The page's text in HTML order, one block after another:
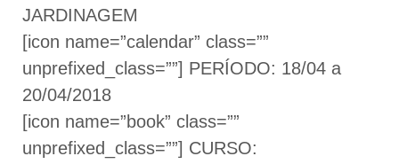
JARDINAGEM
[icon name=”calendar” class=””
unprefixed_class=””] PERÍODO: 18/04 a
20/04/2018
[icon name=”book” class=””
unprefixed_class=””] CURSO: